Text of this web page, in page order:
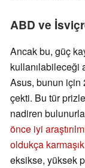
ABD ve
Ancak bu, güç
kullanılabileceği
Asus, bunun için
çekti. Bu tür
nadiren
önce iyi
oldukça
eksikse, yüksek